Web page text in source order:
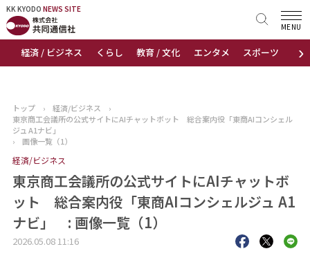
KK KYODO NEWS SITE
›
経済 / ビジネス くらし 教育 / 文化 エンタメ スポーツ 地域
MENU
KK KYODONEWS SITE
トップページ
ニュース
おすすめコンテンツ
出版物
会社概要
トップ › 経済/ビジネス
›
東京商工会議所の公式サイトにAIチャットボット 総合案内役「東商AIコンシェル
ジュ A1ナビ」
›
画像一覧（1）
経済/ビジネス
東京商工会議所の公式サイトにAIチャットボ
ット 総合案内役「東商AIコンシェルジュ A1
ナビ」 : 画像一覧（1）
2026.05.08 11:16